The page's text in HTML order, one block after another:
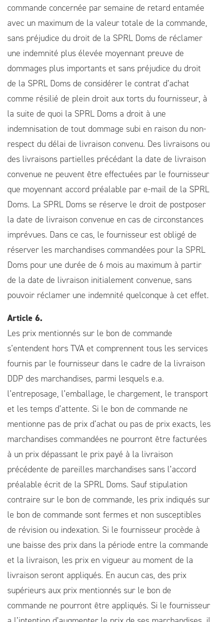
commande concernée par semaine de retard entamée
avec un maximum de la valeur totale de la commande,
sans préjudice du droit de la SPRL Doms de réclamer
une indemnité plus élevée moyennant preuve de
dommages plus importants et sans préjudice du droit
de la SPRL Doms de considérer le contrat d’achat
comme résilié de plein droit aux torts du fournisseur, à
la suite de quoi la SPRL Doms a droit à une
indemnisation de tout dommage subi en raison du non-
respect du délai de livraison convenu. Des livraisons ou
des livraisons partielles précédant la date de livraison
convenue ne peuvent être effectuées par le fournisseur
que moyennant accord préalable par e-mail de la SPRL
Doms. La SPRL Doms se réserve le droit de postposer
la date de livraison convenue en cas de circonstances
imprévues. Dans ce cas, le fournisseur est obligé de
réserver les marchandises commandées pour la SPRL
Doms pour une durée de 6 mois au maximum à partir
de la date de livraison initialement convenue, sans
pouvoir réclamer une indemnité quelconque à cet effet.
Article 6.
Les prix mentionnés sur le bon de commande
s’entendent hors TVA et comprennent tous les services
fournis par le fournisseur dans le cadre de la livraison
DDP des marchandises, parmi lesquels e.a.
l’entreposage, l’emballage, le chargement, le transport
et les temps d’attente. Si le bon de commande ne
mentionne pas de prix d’achat ou pas de prix exacts, les
marchandises commandées ne pourront être facturées
à un prix dépassant le prix payé à la livraison
précédente de pareilles marchandises sans l’accord
préalable écrit de la SPRL Doms. Sauf stipulation
contraire sur le bon de commande, les prix indiqués sur
le bon de commande sont fermes et non susceptibles
de révision ou indexation. Si le fournisseur procède à
une baisse des prix dans la période entre la commande
et la livraison, les prix en vigueur au moment de la
livraison seront appliqués. En aucun cas, des prix
supérieurs aux prix mentionnés sur le bon de
commande ne pourront être appliqués. Si le fournisseur